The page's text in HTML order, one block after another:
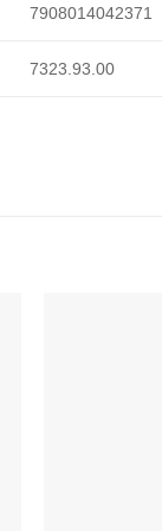
7908014042371
7323.93.00